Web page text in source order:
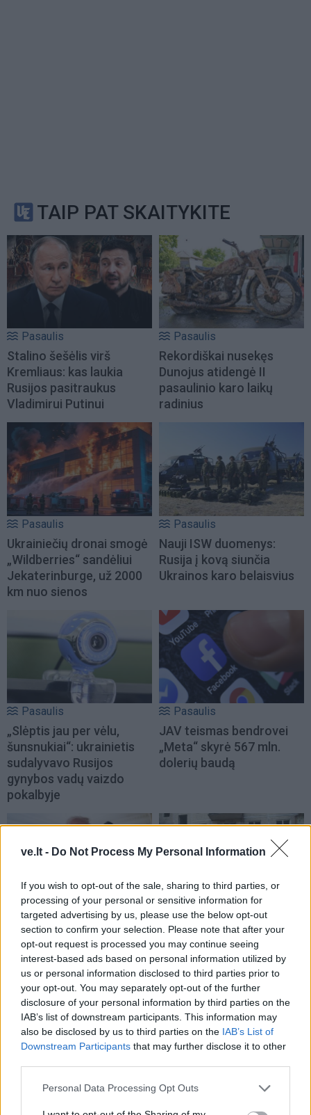
ve.lt - Do Not Process My Personal Information
If you wish to opt-out of the sale, sharing to third parties, or
processing of your personal or sensitive information for
targeted advertising by us, please use the below opt-out
section to confirm your selection. Please note that after your
opt-out request is processed you may continue seeing
interest-based ads based on personal information utilized by
us or personal information disclosed to third parties prior to
your opt-out. You may separately opt-out of the further
disclosure of your personal information by third parties on the
IAB’s list of downstream participants. This information may
also be disclosed by us to third parties on the IAB’s List of
Downstream Participants that may further disclose it to other
Personal Data Processing Opt Outs
TAIP PAT SKAITYKITE
Pasaulis
Stalino šešėlis virš
Kremliaus: kas laukia
Rusijos pasitraukus
Vladimirui Putinui
Pasaulis
Rekordiškai nusekęs
Dunojus atidengė II
pasaulinio karo laikų
radinius
Pasaulis
Ukrainiečių dronai smogė
„Wildberries“ sandėliui
Jekaterinburge, už 2000
km nuo sienos
Pasaulis
Nauji ISW duomenys:
Rusija į kovą siunčia
Ukrainos karo belaisvius
Pasaulis
„Slėptis jau per vėlu,
šunsnukiai“: ukrainietis
sudalyvavo Rusijos
gynybos vadų vaizdo
pokalbyje
Pasaulis
JAV teismas bendrovei
„Meta“ skyrė 567 mln.
dolerių baudą
Pasaulis
Trumpas sureagavo į
Zelenskio prašymą
suteikti papildomą karinę
pagalbą
Pasaulis
Kaip Rusijos balistinės
raketos naudojasi
Ukrainos oro gynybos
skylėmis